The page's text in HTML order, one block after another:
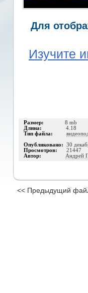
Для
Изучите
Размер: 8 mb
Длина: 4.18
Тип файла:
Опубликовано: 30
Просмотров: 21447
Автор: Андрей
<< Предыдущий